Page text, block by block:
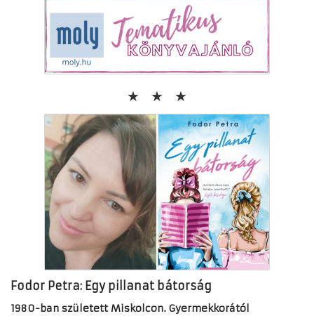
Fodor Petra: Egy pillanat bátorság
1980-ban született Miskolcon. Gyermekkorától